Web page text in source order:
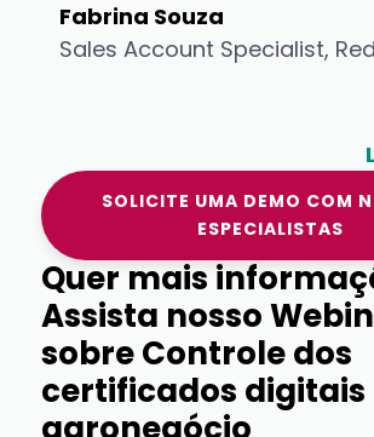
Fabrina Souza
Sales Account Specialist,
SOLICITE UMA DEMO COM
ESPECIALISTAS
Quer mais
Assista nosso
sobre Controle dos
certificados digitais